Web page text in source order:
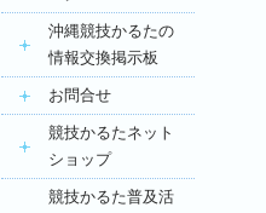
沖縄競技かるたの
情報交換掲示板
お問合せ
競技かるたネット
ショップ
競技かるた普及活